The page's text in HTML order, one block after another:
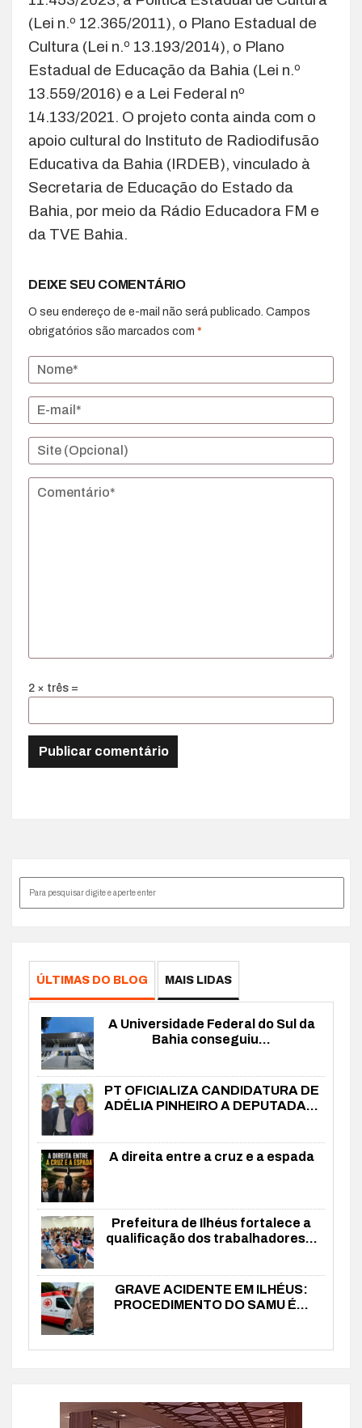
(Lei n.º 12.365/2011), o Plano Estadual de
Cultura (Lei n.º 13.193/2014), o Plano
Estadual de Educação da Bahia (Lei n.º
13.559/2016) e a Lei Federal nº
14.133/2021. O projeto conta ainda com o
apoio cultural do Instituto de Radiodifusão
Educativa da Bahia (IRDEB), vinculado à
Secretaria de Educação do Estado da
Bahia, por meio da Rádio Educadora FM e
da TVE Bahia.
DEIXE SEU COMENTÁRIO
O seu endereço de e-mail não será publicado. Campos
obrigatórios são marcados com *
2 × três =
ÚLTIMAS DO BLOG MAIS LIDAS
A Universidade Federal do Sul da
Bahia conseguiu...
PT OFICIALIZA CANDIDATURA DE
ADÉLIA PINHEIRO A DEPUTADA...
A direita entre a cruz e a espada
Prefeitura de Ilhéus fortalece a
qualificação dos trabalhadores...
GRAVE ACIDENTE EM ILHÉUS:
PROCEDIMENTO DO SAMU É...